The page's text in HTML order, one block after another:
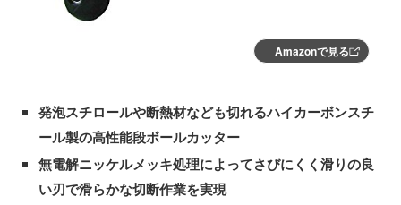
Amazonで見る
発泡スチロールや断熱材なども切れるハイカーボンスチ
ール製の高性能段ボールカッター
無電解ニッケルメッキ処理によってさびにくく滑りの良
い刃で滑らかな切断作業を実現